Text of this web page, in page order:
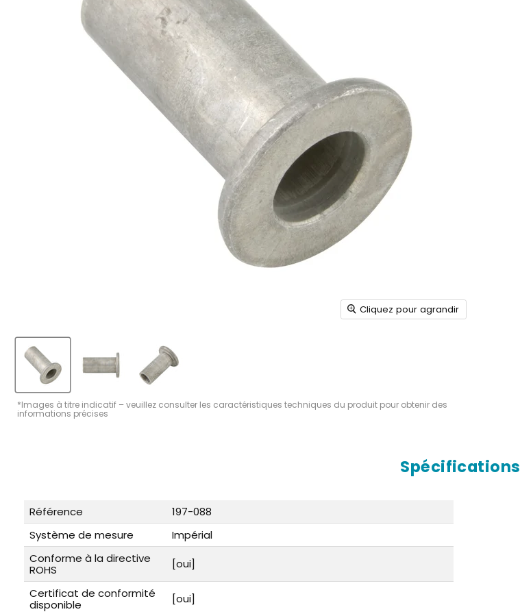
Cliquez pour agrandir
*Images à titre indicatif – veuillez consulter les caractéristiques techniques du produit pour obtenir des
informations précises
Spécifications
Référence
197-088
Système de mesure
Impérial
Conforme à la directive
ROHS
[oui]
Certificat de conformité
disponible
[oui]